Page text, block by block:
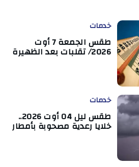
خدمات
طقس الجمعة 7 أوت
2026/ تقلبات بعد الظهيرة
خدمات
طقس ليل 04 أوت 2026..
خلايا رعدية مصحوبة بأمطار